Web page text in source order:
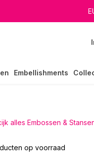
Embellishments
alles Embossen &
op voorraad